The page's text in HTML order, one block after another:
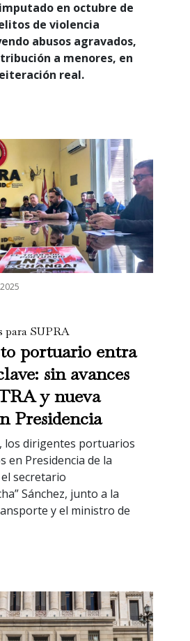
en octubre de
de violencia
abusos agravados,
a menores, en
real.
para SUPRA
portuario entra
sin avances
y nueva
Presidencia
los dirigentes portuarios
en Presidencia de la
secretario
Sánchez, junto a la
y el ministro de